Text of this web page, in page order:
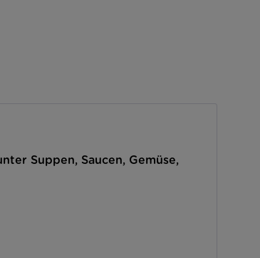
Suppen, Saucen, Gemüse,